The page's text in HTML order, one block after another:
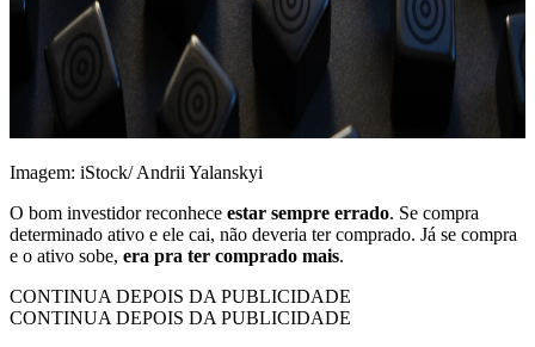
Imagem: iStock/ Andrii Yalanskyi
O bom investidor reconhece estar sempre errado. Se compra
determinado ativo e ele cai, não deveria ter comprado. Já se compra
e o ativo sobe, era pra ter comprado mais.
CONTINUA DEPOIS DA PUBLICIDADE
CONTINUA DEPOIS DA PUBLICIDADE